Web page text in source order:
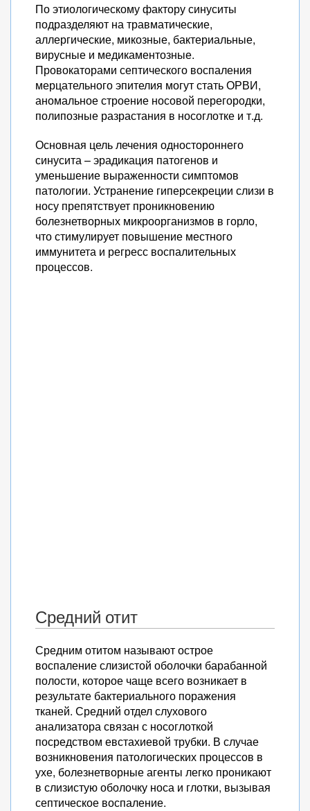
По этиологическому фактору синуситы
подразделяют на травматические,
аллергические, микозные, бактериальные,
вирусные и медикаментозные.
Провокаторами септического воспаления
мерцательного эпителия могут стать ОРВИ,
аномальное строение носовой перегородки,
полипозные разрастания в носоглотке и т.д.
Основная цель лечения одностороннего
синусита – эрадикация патогенов и
уменьшение выраженности симптомов
патологии. Устранение гиперсекреции слизи в
носу препятствует проникновению
болезнетворных микроорганизмов в горло,
что стимулирует повышение местного
иммунитета и регресс воспалительных
процессов.
Средний отит
Средним отитом называют острое
воспаление слизистой оболочки барабанной
полости, которое чаще всего возникает в
результате бактериального поражения
тканей. Средний отдел слухового
анализатора связан с носоглоткой
посредством евстахиевой трубки. В случае
возникновения патологических процессов в
ухе, болезнетворные агенты легко проникают
в слизистую оболочку носа и глотки, вызывая
септическое воспаление.